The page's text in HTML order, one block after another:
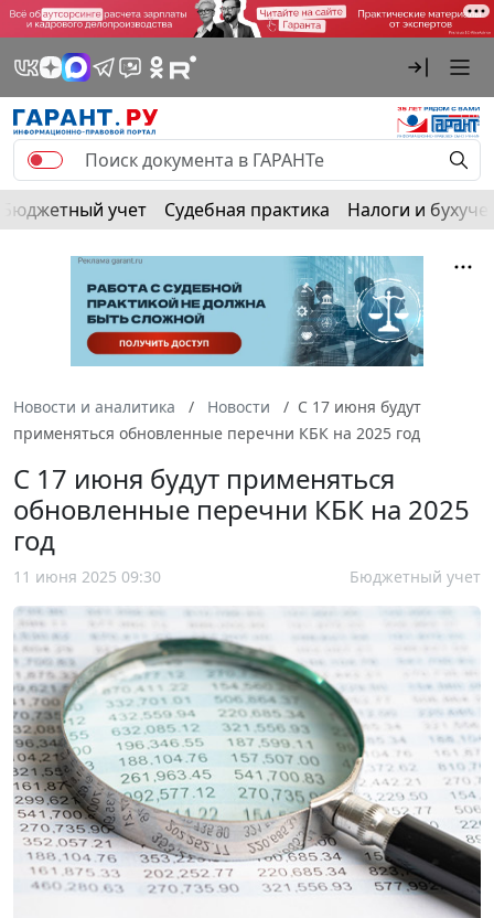
Бюджетный учет Судебная практика Налоги и
Новости и аналитика Новости
С 17 июня будут
применяться обновленные перечни КБК на 2025 год
С 17 июня будут применяться
обновленные перечни КБК на 2025
год
11 июня 2025 09:30 Бюджетный учет